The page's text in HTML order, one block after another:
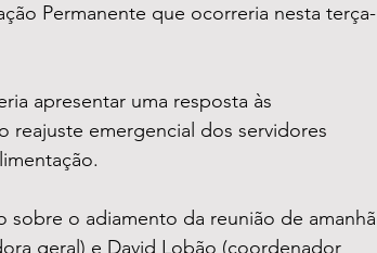
Permanente que ocorreria nesta terça-
apresentar uma resposta às
reajuste emergencial dos servidores
o adiamento da reunião de amanhã
geral) e David Lobão (coordenador